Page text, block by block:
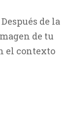
de la
de tu
el contexto